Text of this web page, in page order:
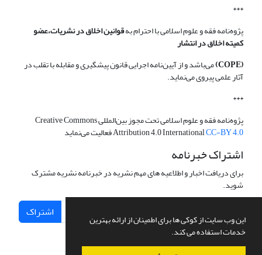
این وب سایت از کوکی ها برای اطمینان از ارائه بهترین
خدمات استفاده می کند.
***
پژوه‌نامه فقه و علوم اسلامی با احترام بهقوانین اخلاق در نشریات،عضو
کمیته اخلاق در انتشار
(COPE)
می‌باشد و از آیین‌نامه اجرایی قانون پیشگیری و مقابله با تقلب در
آثار علمی پیروی می‌نماید.
***
پژوه‌نامه فقه و علوم اسلامی تحت مجوز بین‌المللی Creative Commons
Attribution 4.0 InternationalCC-BY 4.0 فعالیت می‌نماید
اشتراک خبرنامه
برای دریافت اخبار و اطلاعیه های مهم نشریه در خبرنامه نشریه مشترک
شوید.
اشتراک